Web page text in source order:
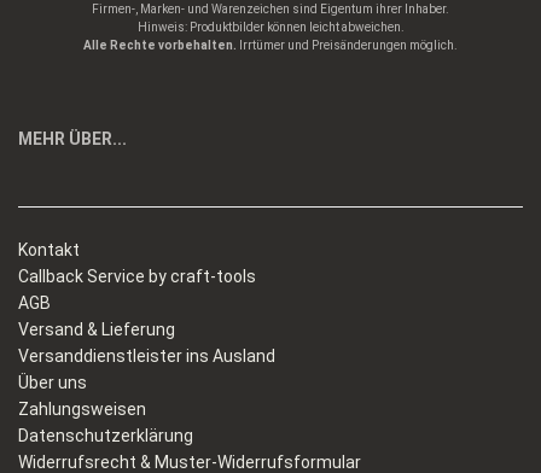
Firmen-, Marken- und Warenzeichen sind Eigentum ihrer Inhaber.
Hinweis: Produktbilder können leicht abweichen.
Alle Rechte vorbehalten.
Irrtümer und Preisänderungen möglich.
MEHR ÜBER...
Kontakt
Callback Service by craft-tools
AGB
Versand & Lieferung
Versanddienstleister ins Ausland
Über uns
Zahlungsweisen
Datenschutzerklärung
Widerrufsrecht & Muster-Widerrufsformular